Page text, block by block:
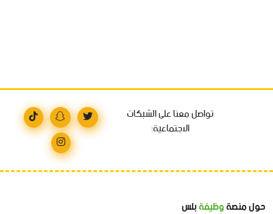
تواصل معنا على الشبكات
الاجتماعية:
حول منصةوظيفةبلس